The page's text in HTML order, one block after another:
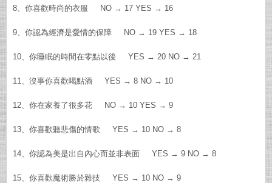
8、你喜歡時尚的衣服 NO → 17 YES → 16
9、你認為經濟是愛情的保障 NO → 19 YES → 18
10、你睡眠的時間在零點以後 YES → 20 NO → 21
11、沒事你喜歡喝點酒 YES → 8 NO → 10
12、你在家養了很多花 NO → 10 YES → 9
13、你喜歡聽悲傷的情歌 YES → 10 NO → 8
14、你認為美是出自內心而並非表面 YES → 9 NO → 8
15、你喜歡魔術勝於雜技 YES → 10 NO → 9